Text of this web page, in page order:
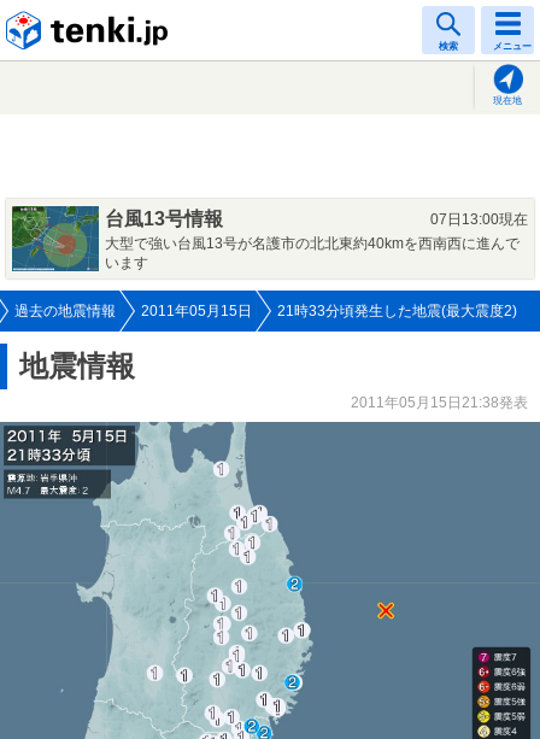
検索 メニュー
現在地
台風13号情報
07日13:00現在
大型で強い台風13号が名護市の北北東約40kmを西南西に進んで
います
過去の地震情報 2011年05月15日 21時33分頃発生した地震(最大震度2)
地震情報
2011年05月15日21:38発表